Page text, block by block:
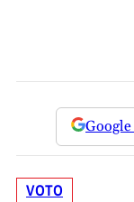
Google
VOTO